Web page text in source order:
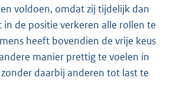
voldoen, omdat zij tijdelijk dan
de positie verkeren alle rollen te
heeft bovendien de vrije keus
manier prettig te voelen in
daarbij anderen tot last te